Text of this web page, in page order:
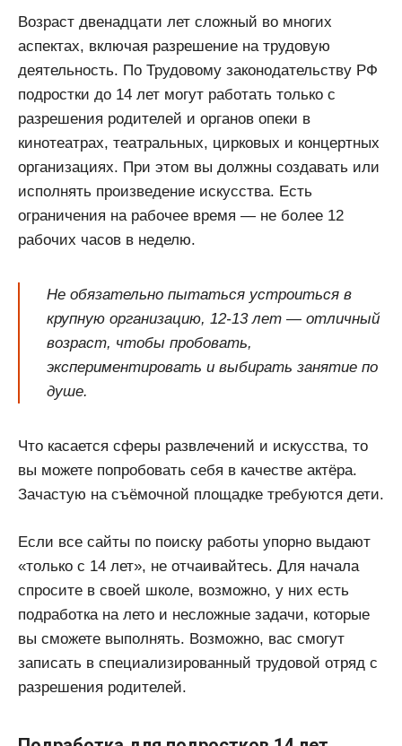
Возраст двенадцати лет сложный во многих
аспектах, включая разрешение на трудовую
деятельность. По Трудовому законодательству РФ
подростки до 14 лет могут работать только с
разрешения родителей и органов опеки в
кинотеатрах, театральных, цирковых и концертных
организациях. При этом вы должны создавать или
исполнять произведение искусства. Есть
ограничения на рабочее время — не более 12
рабочих часов в неделю.
Не обязательно пытаться устроиться в
крупную организацию, 12-13 лет — отличный
возраст, чтобы пробовать,
экспериментировать и выбирать занятие по
душе.
Что касается сферы развлечений и искусства, то
вы можете попробовать себя в качестве актёра.
Зачастую на съёмочной площадке требуются дети.
Если все сайты по поиску работы упорно выдают
«только с 14 лет», не отчаивайтесь. Для начала
спросите в своей школе, возможно, у них есть
подработка на лето и несложные задачи, которые
вы сможете выполнять. Возможно, вас смогут
записать в специализированный трудовой отряд с
разрешения родителей.